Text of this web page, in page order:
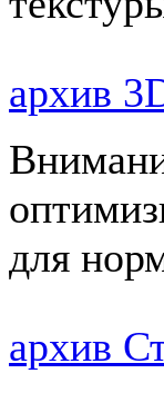
архив
для
архив